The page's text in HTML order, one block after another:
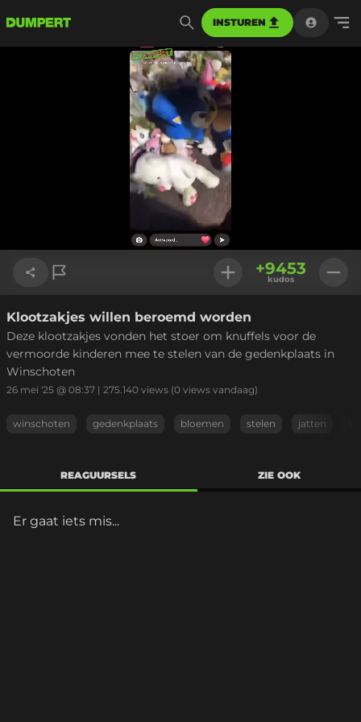
INSTUREN
77.32%
Link kopiëren
+9453
kudos
Klootzakjes willen beroemd worden
Deze klootzakjes vonden het stoer om knuffels voor de
vermoorde kinderen mee te stelen van de gedenkplaats in
Winschoten
26 mei '25 @ 08:37 | 275.140 views (0 views vandaag)
winschoten gedenkplaats bloemen stelen jatten
REAGUURSELS ZIE OOK
Er gaat iets mis...